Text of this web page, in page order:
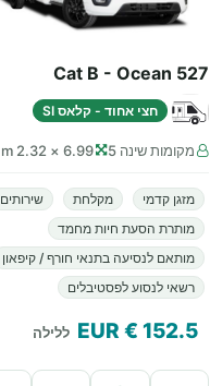
Cat B - Ocean 527
חצי אחוד - קלאס SI
מקומות שינה 5 6.99 × 2.32 m
מזגן קדמי מקלחת
שירותים
מותרת הסעת חיות מחמד
מותאם לנסיעה בתנאי חורף / קיפאון
רשאי לנסוע לפסטיבלים
152.5
€ EUR ללילה